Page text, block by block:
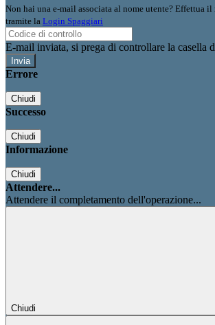
Non hai una e-mail associata al nome utente? Effettua il
tramite la Login Spaggiari
E-mail inviata, si prega di controllare la casella
Errore
Chiudi
Successo
Chiudi
Informazione
Chiudi
Attendere...
Attendere il completamento dell'operazione...
Chiudi